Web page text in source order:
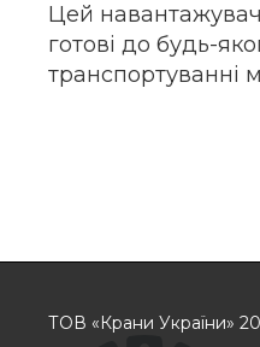
Цей навантажувач
готові до будь-
транспортуванні
ТОВ «Крани України»